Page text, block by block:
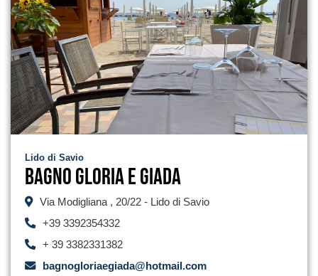
Lido di Savio
Bagno Gloria e Giada
Via Modigliana , 20/22 - Lido di Savio
+39 3392354332
+ 39 3382331382
bagnogloriaegiada@hotmail.com